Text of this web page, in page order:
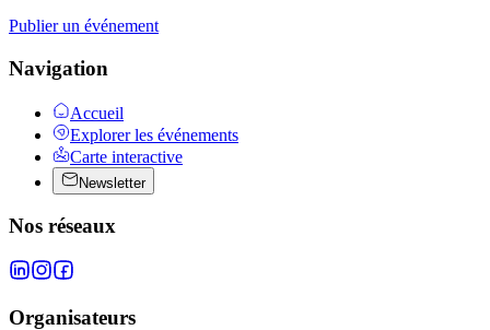
Publier un événement
Navigation
Accueil
Explorer les événements
Carte interactive
Newsletter
Nos réseaux
Organisateurs